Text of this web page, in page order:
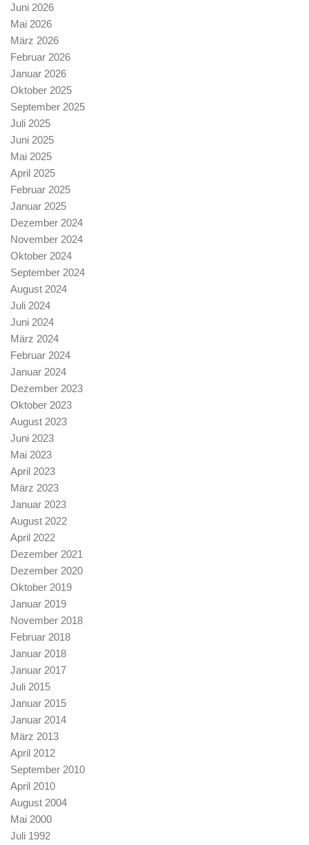
Juni 2026
Mai 2026
März 2026
Februar 2026
Januar 2026
Oktober 2025
September 2025
Juli 2025
Juni 2025
Mai 2025
April 2025
Februar 2025
Januar 2025
Dezember 2024
November 2024
Oktober 2024
September 2024
August 2024
Juli 2024
Juni 2024
März 2024
Februar 2024
Januar 2024
Dezember 2023
Oktober 2023
August 2023
Juni 2023
Mai 2023
April 2023
März 2023
Januar 2023
August 2022
April 2022
Dezember 2021
Dezember 2020
Oktober 2019
Januar 2019
November 2018
Februar 2018
Januar 2018
Januar 2017
Juli 2015
Januar 2015
Januar 2014
März 2013
April 2012
September 2010
April 2010
August 2004
Mai 2000
Juli 1992